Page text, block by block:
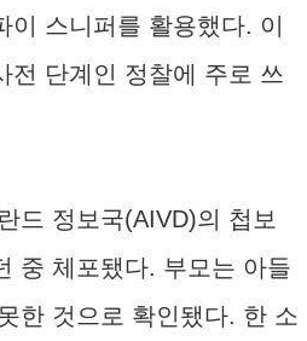
스니퍼를 활용했다. 이
전 단계인 정찰에 주로 쓰
드 정보국(AIVD)의 첩보
중 체포됐다. 부모는 아들
한 것으로 확인됐다. 한 소